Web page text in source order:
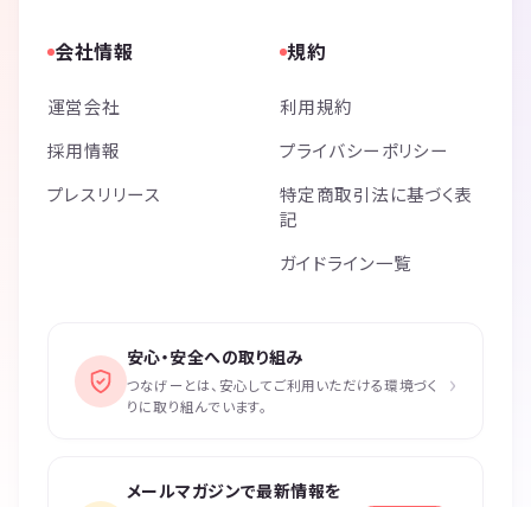
会社情報
運営会社
採用情報
プレスリリース
規約
利用規約
プライバシーポリシー
特定商取引法に基づく表
記
ガイドライン一覧
安心・安全への取り組み
つなげーとは、安心してご利用いただける環境づく
りに取り組んでいます。
›
メールマガジンで最新情報を